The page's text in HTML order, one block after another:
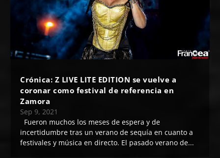
Crónica: Z LIVE LITE EDITION se vuelve a
coronar como festival de referencia en
Zamora
Sep 9, 2021
Fueron muchos los meses de espera y de
incertidumbre tras un verano de sequía en cuanto a
festivales y música en directo. El pasado verano de...